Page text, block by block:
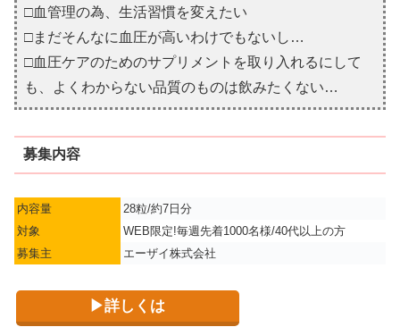
□血管理の為、生活習慣を変えたい
□まだそんなに血圧が高いわけでもないし…
□血圧ケアのためのサプリメントを取り入れるにして
も、よくわからない品質のものは飲みたくない…
募集内容
内容量
28粒/約7日分
対象
WEB限定!毎週先着1000名様/40代以上の方
募集主
エーザイ株式会社
▶詳しくは